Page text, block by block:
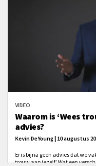
VIDEO
Waarom is ‘Wees
advies?
Kevin DeYoung | 10 augustus
Er is bijna geen advies dat we
trouw aan jezelf.’ Wat een